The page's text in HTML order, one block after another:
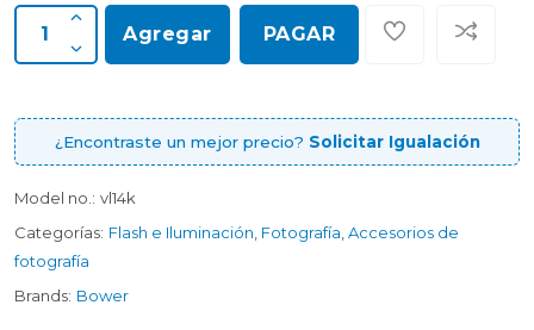
Agregar PAGAR
¿Encontraste un mejor precio? Solicitar Igualación
Model no.: vl14k
Categorías: Flash e Iluminación Fotografía Accesorios de
fotografía
Brands: Bower